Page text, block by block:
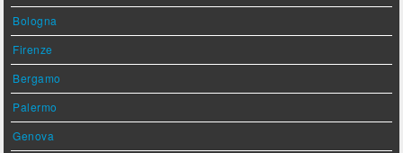
Bologna
Firenze
Bergamo
Palermo
Genova